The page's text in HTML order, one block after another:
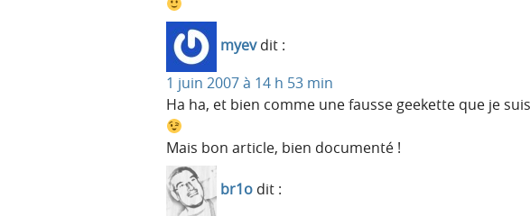
myev dit :
1 juin 2007 à 14 h 53 min
Ha ha, et bien comme une fausse geekette que je
Mais bon article, bien documenté !
br1o dit :